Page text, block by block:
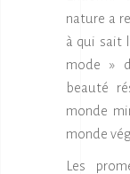
nature a
à qui sait
mode »
beauté
monde
monde
Les